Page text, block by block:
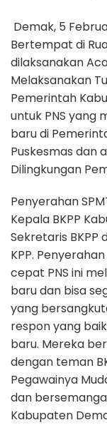
Demak, 5
Bertempat di
dilaksanakan
Melaksanakan
Pemerintah
untuk PNS yang
baru di
Puskesmas dan
Dilingkungan
Penyerahan
Kepala BKPP
Sekretaris BKPP
KPP.
cepat PNS ini
baru dan bisa
yang
respon yang
baru. Mereka
dengan teman
Pegawainya
dan
Kabupaten